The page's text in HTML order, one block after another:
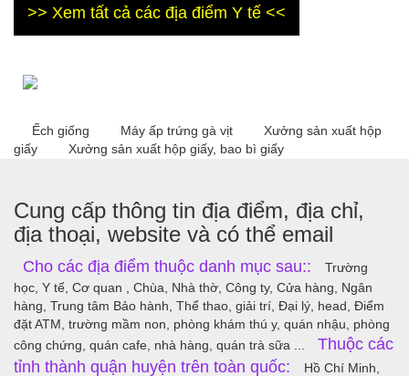
>> Xem tất cả các địa điểm Y tế <<
Ếch giống Máy ấp trứng gà vịt
Xưởng sản xuất hộp
giấy
Xưởng sản xuất hộp giấy, bao bì giấy
Cung cấp thông tin địa điểm, địa chỉ,
địa thoại, website và có thể email
Cho các địa điểm thuộc danh mục sau::
Trường
học, Y tế, Cơ quan , Chùa, Nhà thờ, Công ty, Cửa hàng, Ngân
hàng, Trung tâm Bảo hành, Thể thao, giải trí, Đại lý, head, Điểm
đặt ATM, trường mầm non, phòng khám thú y, quán nhậu, phòng
công chứng, quán cafe, nhà hàng, quán trà sữa ...
Thuộc các
tỉnh thành quận huyện trên toàn quốc:
Hồ Chí Minh,